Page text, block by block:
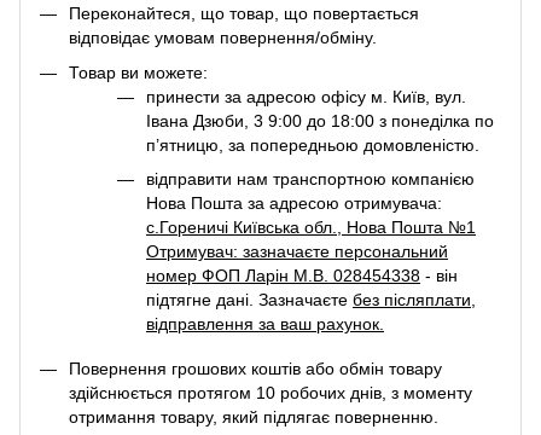
Переконайтеся, що товар, що повертається
відповідає умовам повернення/обміну.
Товар ви можете:
принести за адресою офісу м. Київ, вул.
Івана Дзюби, 3 9:00 до 18:00 з понеділка по
п’ятницю, за попередньою домовленістю.
відправити нам транспортною компанією
Нова Пошта за адресою отримувача:
с.Гореничі Київська обл., Нова Пошта №1
Отримувач: зазначаєте персональний
номер ФОП Ларін М.В. 028454338 - він
підтягне дані. Зазначаєте без післяплати
відправлення за ваш рахунок.
Повернення грошових коштів або обмін товару
здійснюється протягом 10 робочих днів, з моменту
отримання товару, який підлягає поверненню.